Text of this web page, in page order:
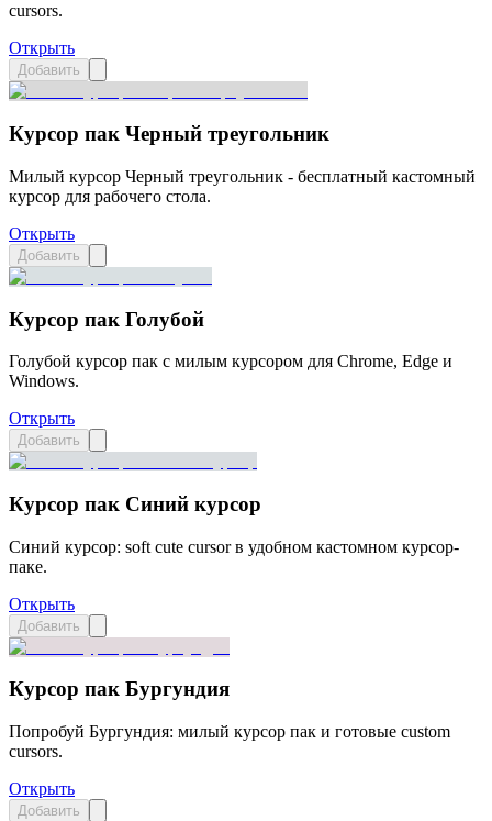
cursors.
Открыть
Добавить
Курсор пак Черный треугольник
Милый курсор Черный треугольник - бесплатный кастомный
курсор для рабочего стола.
Открыть
Добавить
Курсор пак Голубой
Голубой курсор пак с милым курсором для Chrome, Edge и
Windows.
Открыть
Добавить
Курсор пак Синий курсор
Синий курсор: soft cute cursor в удобном кастомном курсор-
паке.
Открыть
Добавить
Курсор пак Бургундия
Попробуй Бургундия: милый курсор пак и готовые custom
cursors.
Открыть
Добавить